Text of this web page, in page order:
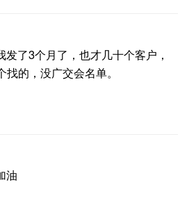
了3个月了，也才几十个客户，
的，没广交会名单。
油